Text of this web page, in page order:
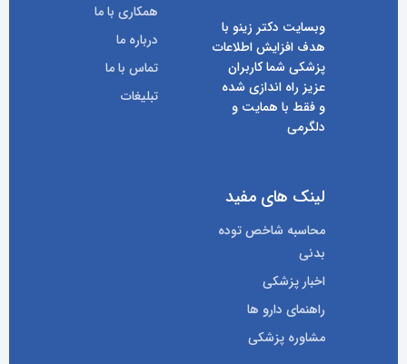
وبسایت دکتر زینو با
هدف افزایش اطلاعات
پزشکی شما کاربران
عزیز راه اندازی شده
و فقط با همایت و
دلگرمی
همکاری با ما
درباره ما
تماس با ما
تبلیغات
لینک های مفید
محاسبه شاخص توده
بدنی
اخبار پزشکی
راهنمای دارو ها
مشاوره پزشکی